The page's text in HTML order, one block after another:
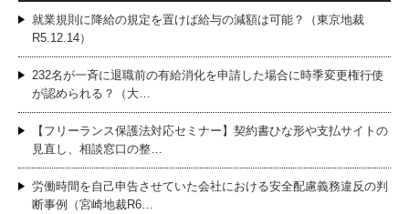
就業規則に降給の規定を置けば給与の減額は可能？（東京地裁
R5.12.14）
232名が一斉に退職前の有給消化を申請した場合に時季変更権行使
が認められる？（大…
【フリーランス保護法対応セミナー】契約書ひな形や支払サイトの
見直し、相談窓口の整…
労働時間を自己申告させていた会社における安全配慮義務違反の判
断事例（宮崎地裁R6…